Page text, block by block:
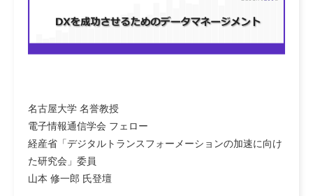
名古屋大学 名誉教授
電子情報通信学会 フェロー
経産省「デジタルトランスフォーメーションの加速に向け
た研究会」委員
山本 修一郎 氏登壇